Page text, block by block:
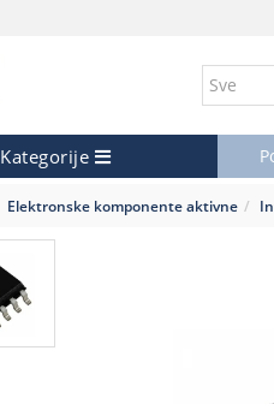
Kategorije
Elektronske komponente aktivne